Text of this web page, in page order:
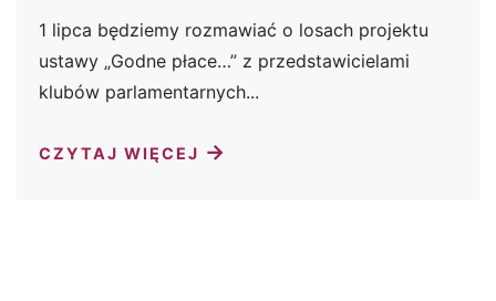
1 lipca będziemy rozmawiać o losach projektu
ustawy „Godne płace…” z przedstawicielami
klubów parlamentarnych...
CZYTAJ WIĘCEJ →